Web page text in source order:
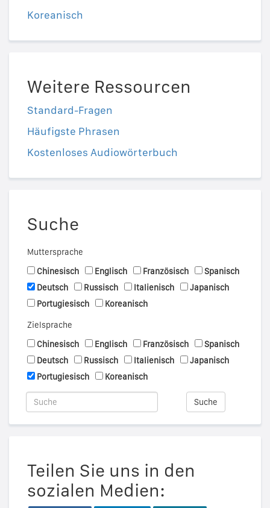
Koreanisch
Weitere Ressourcen
Standard-Fragen
Häufigste Phrasen
Kostenloses Audiowörterbuch
Suche
Muttersprache
Chinesisch
Englisch Französisch
Spanisch
Deutsch
Russisch Italienisch
Japanisch
Portugiesisch
Koreanisch
Zielsprache
Chinesisch
Englisch Französisch
Spanisch
Deutsch
Russisch Italienisch
Japanisch
Portugiesisch
Koreanisch
Suche
Teilen Sie uns in den
sozialen Medien: